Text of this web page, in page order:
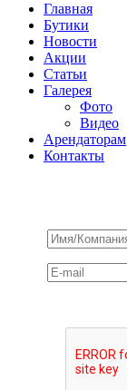
Главная
Бутики
Новости
Акции
Статьи
Галерея
Фото
Видео
Арендаторам
Контакты